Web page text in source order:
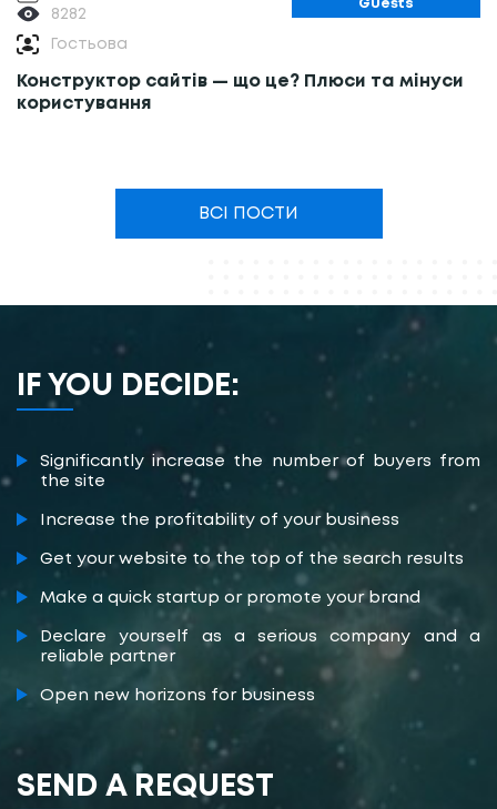
8282
Guests
Гостьова
Конструктор сайтів — що це? Плюси та мінуси
користування
ВСІ ПОСТИ
IF YOU DECIDE:
Significantly increase the number of buyers from
the site
Increase the profitability of your business
Get your website to the top of the search results
Make a quick startup or promote your brand
Declare yourself as a serious company and a
reliable partner
Open new horizons for business
SEND А REQUEST